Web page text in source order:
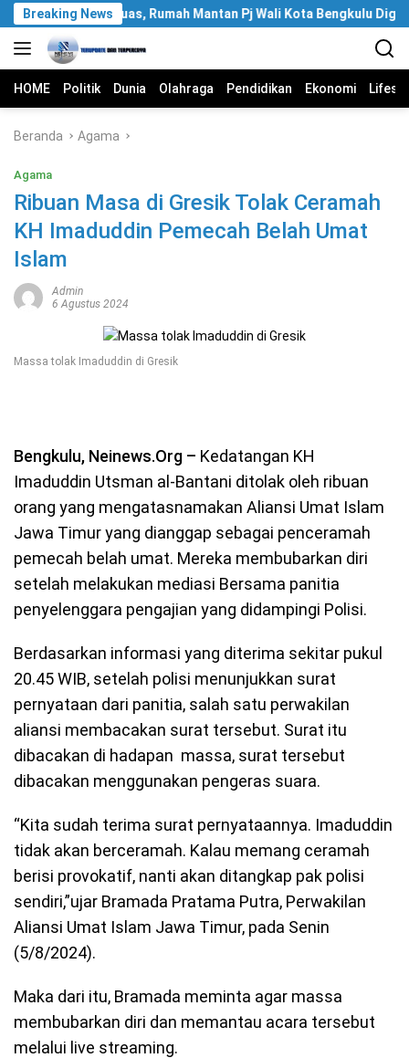
Langsung
ke
konten
Breaking News
KPK Meluas, Rumah Mantan Pj Wali Kota Bengkulu Digeledah
HOME Politik Dunia Olahraga Pendidikan Ekonomi
Beranda Agama
Agama
Ribuan Masa di Gresik Tolak Ceramah
KH Imaduddin Pemecah Belah Umat
Islam
Admin
6 Agustus 2024
Massa tolak Imaduddin di Gresik
Bengkulu, Neinews.Org – Kedatangan KH
Imaduddin Utsman al-Bantani ditolak oleh ribuan
orang yang mengatasnamakan Aliansi Umat Islam
Jawa Timur yang dianggap sebagai penceramah
pemecah belah umat. Mereka membubarkan diri
setelah melakukan mediasi Bersama panitia
penyelenggara pengajian yang didampingi Polisi.
Berdasarkan informasi yang diterima sekitar pukul
20.45 WIB, setelah polisi menunjukkan surat
pernyataan dari panitia, salah satu perwakilan
aliansi membacakan surat tersebut. Surat itu
dibacakan di hadapan massa, surat tersebut
dibacakan menggunakan pengeras suara.
“Kita sudah terima surat pernyataannya. Imaduddin
tidak akan berceramah. Kalau memang ceramah
berisi provokatif, nanti akan ditangkap pak polisi
sendiri,”ujar Bramada Pratama Putra, Perwakilan
Aliansi Umat Islam Jawa Timur, pada Senin
(5/8/2024).
Maka dari itu, Bramada meminta agar massa
membubarkan diri dan memantau acara tersebut
melalui live streaming.